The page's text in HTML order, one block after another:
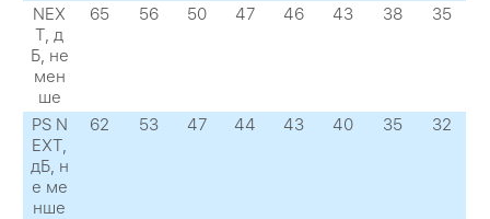
NEX
Т, д
Б, не
мен
ше
65 56 50 47 46 43 38 35
PS N
EXТ,
дБ, н
е ме
нше
62 53 47 44 43 40 35 32